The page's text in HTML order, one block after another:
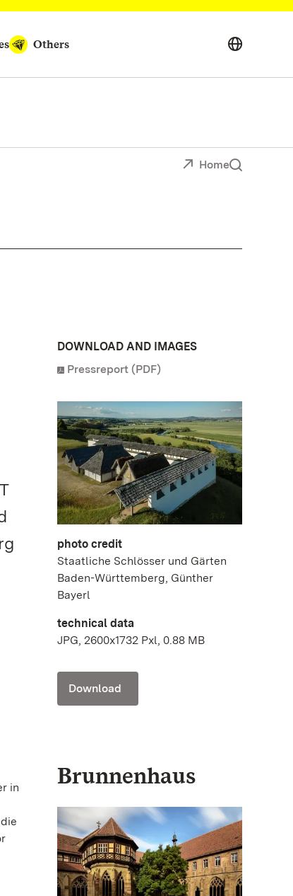
Others
Home
in
DOWNLOAD AND IMAGES
Pressreport (PDF)
photo credit
Staatliche Schlösser und Gärten
Baden-Württemberg, Günther
Bayerl
technical data
JPG, 2600x1732 Pxl, 0.88 MB
Download
Brunnenhaus